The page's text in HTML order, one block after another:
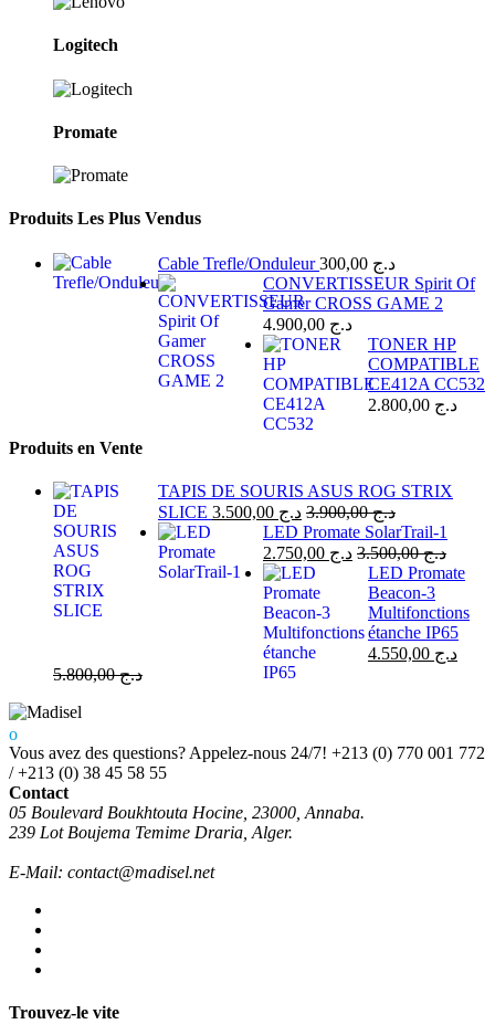
Logitech
Promate
Produits Les Plus Vendus
Cable Trefle/Onduleur د.ج
CONVERTISSEUR Spirit Of
Gamer CROSS GAME 2
د.ج
TONER HP
COMPATIBLE
CE412A CC532
د.ج
Produits en Vente
TAPIS DE SOURIS ASUS ROG STRIX
SLICE
د.ج د.ج3.900,00
LED Promate SolarTrail-1
د.ج
د.ج3.500,00
LED Promate
Beacon-3
Multifonctions
étanche IP65
د.ج
د.ج5.800,00
Vous avez des questions? Appelez-nous 24/7! +213 (0) 770 001 772
/ +213 (0) 38 45 58 55
Contact
05 Boulevard Boukhtouta Hocine, 23000, Annaba.
239 Lot Boujema Temime Draria, Alger.
E-Mail: contact@madisel.net
Trouvez-le vite